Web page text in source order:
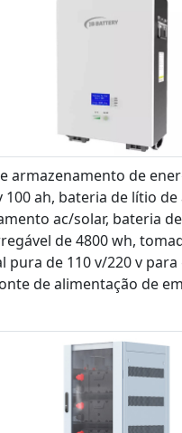
armazenamento de
100 ah, bateria de lítio
ac/solar, bateria
de 4800 wh,
pura de 110 v/220 v
de alimentação de